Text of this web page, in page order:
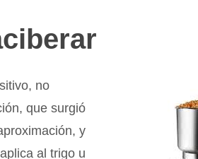
no
que surgió
y
al trigo u